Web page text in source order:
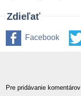
Zdieľať
Facebook
Pre pridávanie